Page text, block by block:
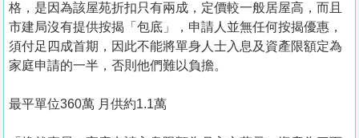
格，是因為該屋苑折扣只有兩成，定價較一般居屋高，而且
市建局沒有提供按揭「包底」，申請人並無任何按揭優惠，
須付足四成首期，因此不能將單身人士入息及資產限額定為
家庭申請的一半，否則他們難以負擔。
最平單位360萬 月供約1.1萬